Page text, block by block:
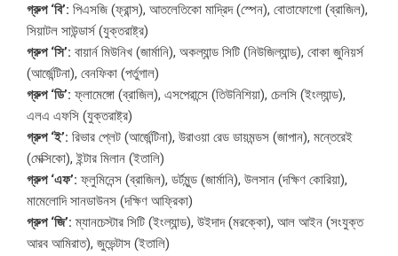
গ্রুপ ‘বি’: পিএসজি (ফ্রান্স), আতলেতিকো মাদ্রিদ (স্পেন), বোতাফোগো (ব্রাজিল),
সিয়াটল সাউন্ডার্স (যুক্তরাষ্ট্র)
গ্রুপ ‘সি’: বায়ার্ন মিউনিখ (জার্মানি), অকল্যান্ড সিটি (নিউজিল্যান্ড), বোকা জুনিয়র্স
(আর্জেন্টিনা), বেনফিকা (পর্তুগাল)
গ্রুপ ‘ডি’: ফ্লামেঙ্গো (ব্রাজিল), এসপেরান্সে (তিউনিশিয়া), চেলসি (ইংল্যান্ড),
এলএ এফসি (যুক্তরাষ্ট্র)
গ্রুপ ‘ই’: রিভার প্লেট (আর্জেন্টিনা), উরাওয়া রেড ডায়মন্ডস (জাপান), মন্তেরেই
(মেক্সিকো), ইন্টার মিলান (ইতালি)
গ্রুপ ‘এফ’: ফ্লুমিনেন্স (ব্রাজিল), ডর্টমুন্ড (জার্মানি), উলসান (দক্ষিণ কোরিয়া),
মামেলোদি সানডাউনস (দক্ষিণ আফ্রিকা)
গ্রুপ ‘জি’: ম্যানচেস্টার সিটি (ইংল্যান্ড), উইদাদ (মরক্কো), আল আইন (সংযুক্ত
আরব আমিরাত), জুভেন্টাস (ইতালি)